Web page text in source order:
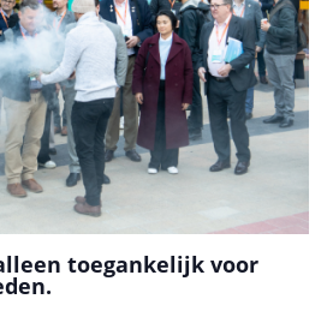
toegankelijk voor